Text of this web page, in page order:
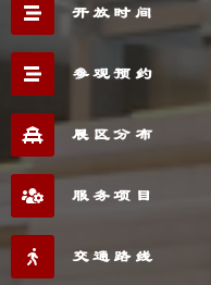
开放时间
参观预约
展区分布
服务项目
交通路线